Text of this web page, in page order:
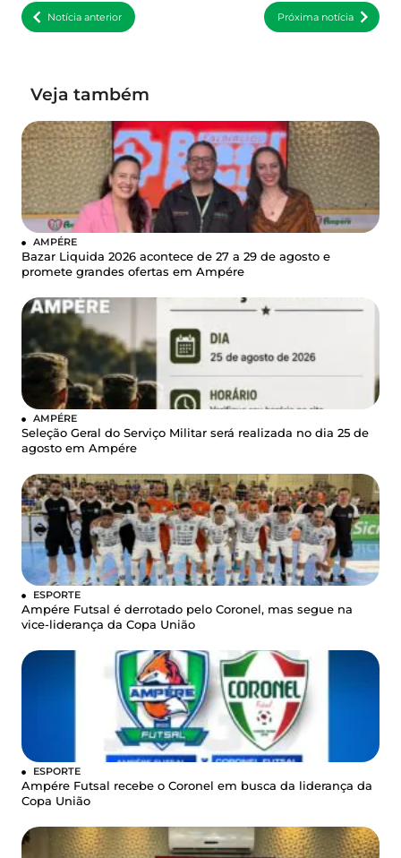
Notícia anterior Próxima notícia
Veja também
AMPÉRE
Bazar Liquida 2026 acontece de 27 a 29 de agosto e
promete grandes ofertas em Ampére
AMPÉRE
Seleção Geral do Serviço Militar será realizada no dia 25 de
agosto em Ampére
ESPORTE
Ampére Futsal é derrotado pelo Coronel, mas segue na
vice-liderança da Copa União
ESPORTE
Ampére Futsal recebe o Coronel em busca da liderança da
Copa União